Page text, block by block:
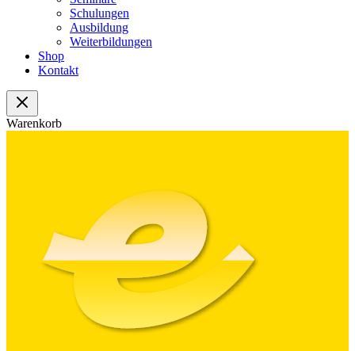
Schulungen
Ausbildung
Weiterbildungen
Shop
Kontakt
Warenkorb